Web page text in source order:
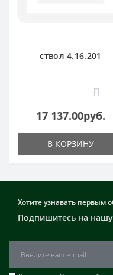
ствол 4.16.201
0
17 137.00руб.
В КОРЗИНУ
Хотите узнавать первым
Подпишитесь на